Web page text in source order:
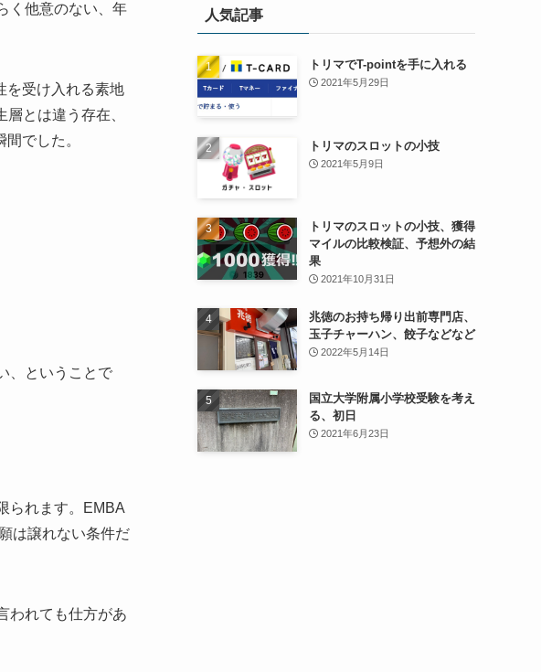
く他意のない、年
を受け入れる素地
とは違う存在、
でした。
、ということで
られます。EMBA
は譲れない条件だ
われても仕方があ
人気記事
トリマでT-pointを手に入れる
2021年5月29日
トリマのスロットの小技
2021年5月9日
トリマのスロットの小技、獲得
マイルの比較検証、予想外の結
果
2021年10月31日
兆徳のお持ち帰り出前専門店、
玉子チャーハン、餃子などなど
2022年5月14日
国立大学附属小学校受験を考え
る、初日
2021年6月23日